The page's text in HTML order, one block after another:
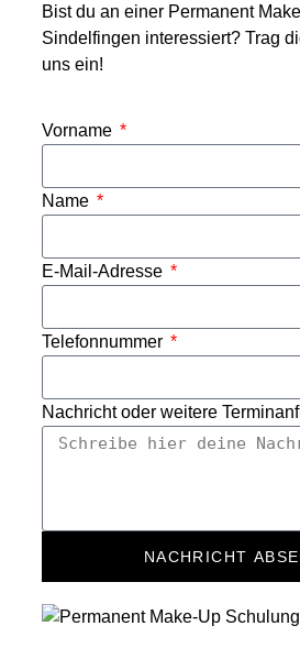
Bist du an einer Permanent
Sindelfingen interessiert? Trag
uns ein!
Vorname
Name
E-Mail-Adresse
Telefonnummer
Nachricht oder weitere
NACHRICHT